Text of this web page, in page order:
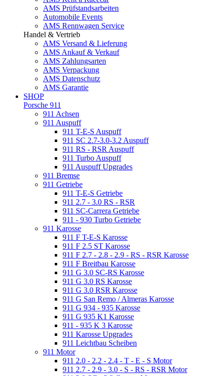
AMS Prüfstandsarbeiten
Automobile Events
AMS Rennwagen Service
Handel & Vertrieb
AMS Versand & Lieferung
AMS Ankauf & Verkauf
AMS Zahlungsarten
AMS Verpackung
AMS Datenschutz
AMS Garantie
SHOP
Porsche 911
911 Achsen
911 Auspuff
911 T-E-S Auspuff
911 SC 2.7-3.0-3.2 Auspuff
911 RS - RSR Auspuff
911 Turbo Auspuff
911 Auspuff Upgrades
911 Bremse
911 Getriebe
911 T-E-S Getriebe
911 2.7 - 3.0 RS - RSR
911 SC-Carrera Getriebe
911 - 930 Turbo Getriebe
911 Karosse
911 F T-E-S Karosse
911 F 2.5 ST Karosse
911 F 2.7 - 2.8 - 2.9 - RS - RSR Karosse
911 F Breitbau Karosse
911 G 3.0 SC-RS Karosse
911 G 3.0 RS Karosse
911 G 3.0 RSR Karosse
911 G San Remo / Almeras Karosse
911 G 934 - 935 Karosse
911 G 935 K1 Karosse
911 - 935 K 3 Karosse
911 Karosse Upgrades
911 Leichtbau Scheiben
911 Motor
911 2.0 - 2.2 - 2.4 - T - E - S Motor
911 2.7 - 2.9 - 3.0 - S - RS - RSR Motor